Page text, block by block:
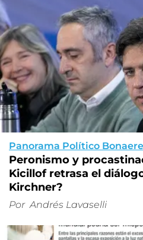
Panorama Político
Peronismo y
Kicillof retrasa el
Kirchner?
Por Andrés Lavaselli